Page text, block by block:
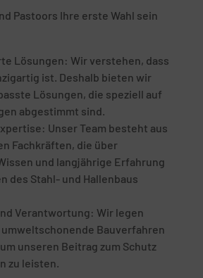
Pastoors Ihre erste Wahl sein
Lösungen: Wir verstehen, dass
ist. Deshalb bieten wir
Lösungen, die speziell auf
abgestimmt sind.
Unser Team besteht aus
Fachkräften, die über
und langjährige Erfahrung
des Stahl- und Hallenbaus
Verantwortung: Wir legen
Bauverfahren
unseren Beitrag zum Schutz
zu leisten.